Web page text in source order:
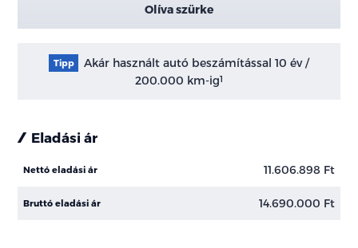
Olíva szürke
Tipp
Akár használt autó beszámítással 10 év /
200.000 km-ig1
Eladási ár
Nettó eladási ár 11.606.898 Ft
Bruttó eladási ár 14.690.000 Ft